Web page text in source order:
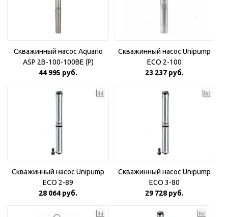
Скважинный насос Aquario
ASP 2B-100-100BE (P)
Плавный пуск
44 995 руб.
Скважинный насос Unipump
ECO 2-100
23 237 руб.
Скважинный насос Unipump
ECO 2-89
28 064 руб.
Скважинный насос Unipump
ECO 3-80
29 728 руб.